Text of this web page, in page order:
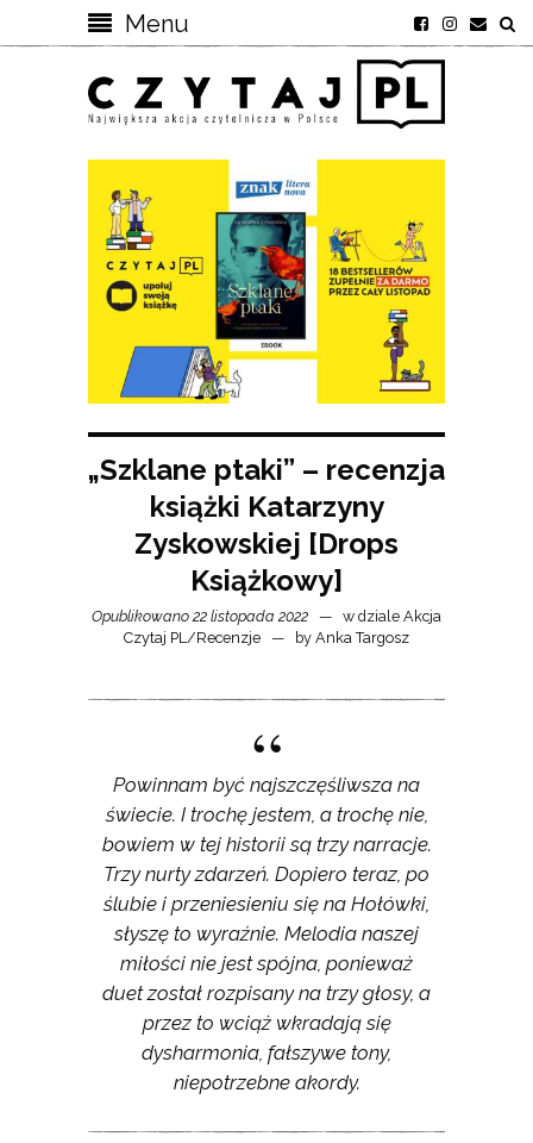
Menu
„Szklane ptaki” – recenzja
książki Katarzyny
Zyskowskiej [Drops
Książkowy]
Opublikowano 22 listopada 2022 w dziale Akcja
Czytaj PL/Recenzje by Anka Targosz
Powinnam być najszczęśliwsza na
świecie. I trochę jestem, a trochę nie,
bowiem w tej historii są trzy narracje.
Trzy nurty zdarzeń. Dopiero teraz, po
ślubie i przeniesieniu się na Hołówki,
słyszę to wyraźnie. Melodia naszej
miłości nie jest spójna, ponieważ
duet został rozpisany na trzy głosy, a
przez to wciąż wkradają się
dysharmonia, fałszywe tony,
niepotrzebne akordy.